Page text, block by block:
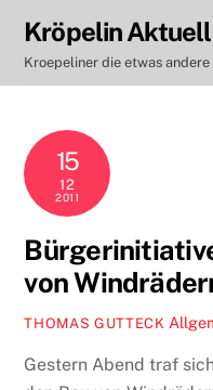
content
Kröpelin Aktuell
Kroepeliner die etwas
15
12
2011
von
THOMAS GUTTECK
Gestern Abend traf